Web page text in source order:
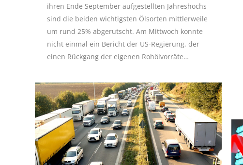
ihren Ende September aufgestellten Jahreshochs
sind die beiden wichtigsten Ölsorten mittlerweile
um rund 25% abgerutscht. Am Mittwoch konnte
nicht einmal ein Bericht der US-Regierung, der
einen Rückgang der eigenen Rohölvorräte…